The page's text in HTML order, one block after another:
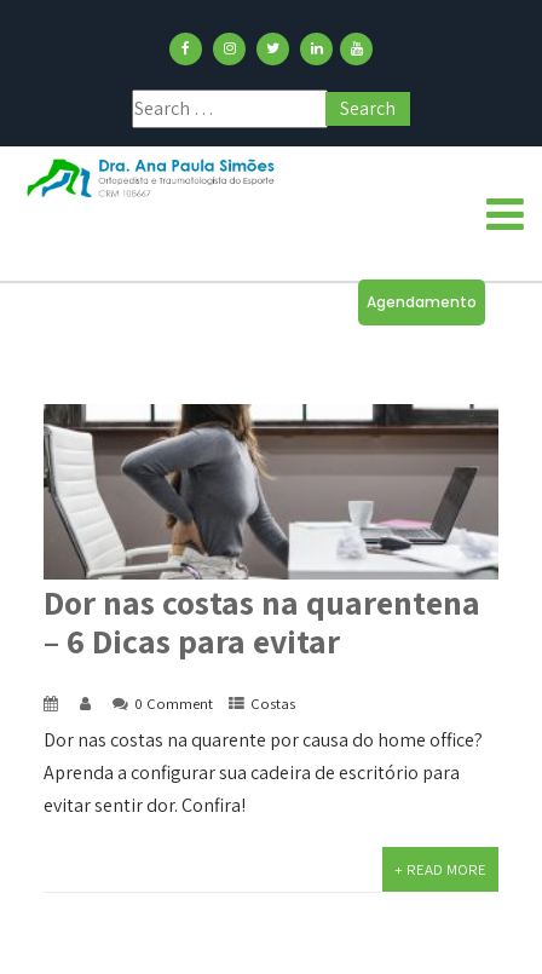
Agendamento
Dor nas costas na quarentena
– 6 Dicas para evitar
0 Comment Costas
Dor nas costas na quarente por causa do home office?
Aprenda a configurar sua cadeira de escritório para
evitar sentir dor. Confira!
+ READ MORE